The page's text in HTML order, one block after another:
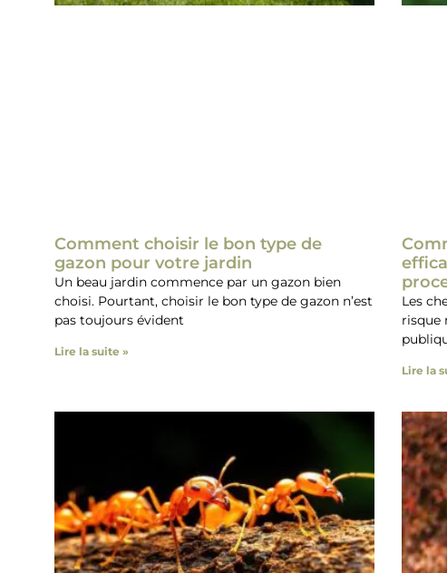
Comment choisir le bon type de
gazon pour votre jardin
Un beau jardin commence par un gazon bien
choisi. Pourtant, choisir le bon type de gazon n’est
pas toujours évident
Lire la suite »
Les
risque
Lire la